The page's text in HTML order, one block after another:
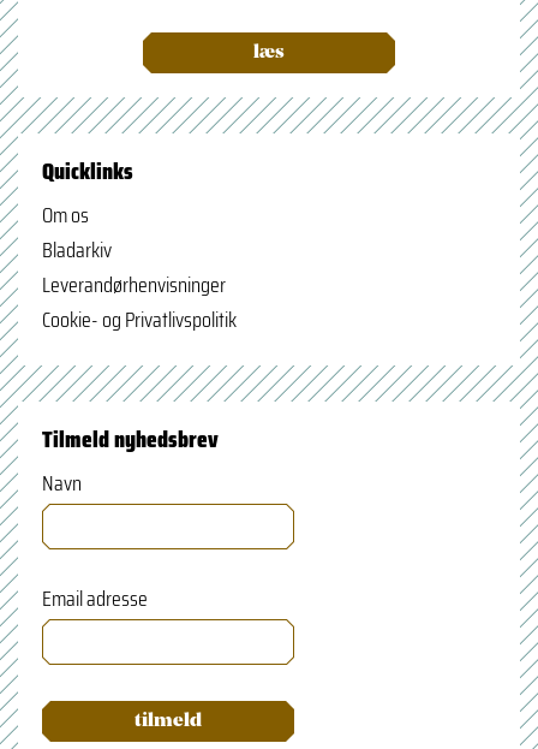
læs
Quicklinks
Om os
Bladarkiv
Leverandørhenvisninger
Cookie- og Privatlivspolitik
Tilmeld nyhedsbrev
Navn
Email adresse